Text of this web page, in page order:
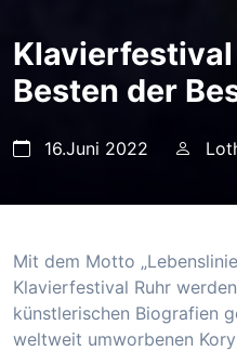
Klavierfestival
Besten der
16.Juni 2022
Mit dem Motto
Klavierfestival Ruhr
künstlerischen Biografien
weltweit umworbenen